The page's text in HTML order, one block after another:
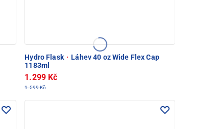
Hydro Flask · Láhev 40 oz Wide Flex Cap
1183ml
1.299 Kč
1.599 Kč